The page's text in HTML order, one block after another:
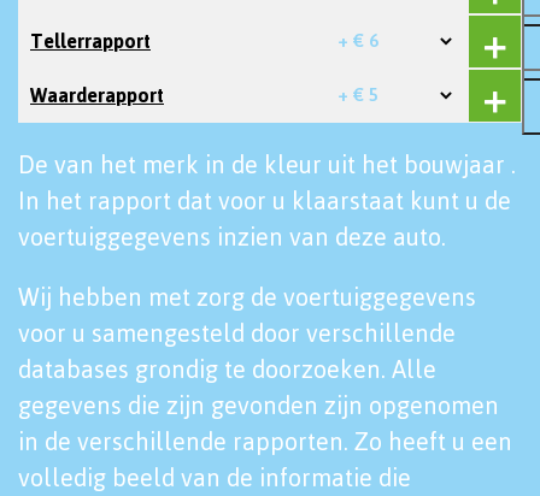
Tellerrapport + € 6
Waarderapport + € 5
De van het merk in de kleur uit het bouwjaar .
In het rapport dat voor u klaarstaat kunt u de
voertuiggegevens inzien van deze auto.
Wij hebben met zorg de voertuiggegevens
voor u samengesteld door verschillende
databases grondig te doorzoeken. Alle
gegevens die zijn gevonden zijn opgenomen
in de verschillende rapporten. Zo heeft u een
volledig beeld van de informatie die